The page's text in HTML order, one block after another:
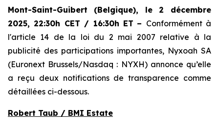
Mont-Saint-Guibert (Belgique), le 2 décembre
2025, 22:30h CET / 16:30h ET – Conformément à
l'article 14 de la loi du 2 mai 2007 relative à la
publicité des participations importantes, Nyxoah SA
(Euronext Brussels/Nasdaq : NYXH) annonce qu’elle
a reçu deux notifications de transparence comme
détaillées ci-dessous.
Robert Taub / BMI Estate